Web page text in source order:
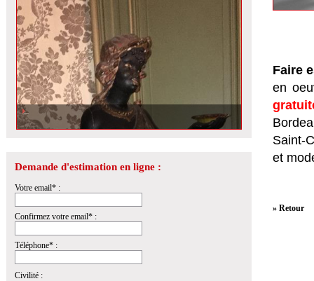
Demande d'estimation en ligne :
Votre email* :
Confirmez votre email* :
Téléphone* :
Civilité :
Faire
en
Saint-
et
» Retour